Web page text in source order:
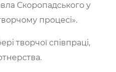
Скоропадського у
процесі».
творчої співпраці,